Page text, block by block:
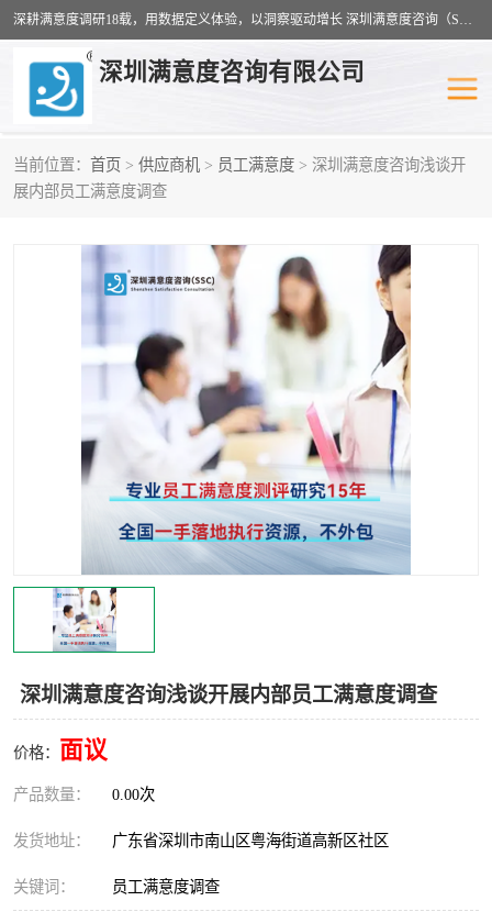
深耕满意度调研18载，用数据定义体验，以洞察驱动增长 深圳满意度咨询（SSC）：十八年专注，丈量每一份体验。
深圳满意度咨询有限公司
当前位置： 首页 > 供应商机 > 员工满意度 > 深圳满意度咨询浅谈开
展内部员工满意度调查
深圳满意度咨询浅谈开展内部员工满意度调查
价格： 面议
产品数量： 0.00次
发货地址： 广东省深圳市南山区粤海街道高新区社区
关键词： 员工满意度调查
物业满意度调查
客户满意度调查 医疗服务业满意度
公共事务满意度调查 餐饮业满意度调查
营商环境满意度 员工满意度
服务满意度调查 汽车行业满意度